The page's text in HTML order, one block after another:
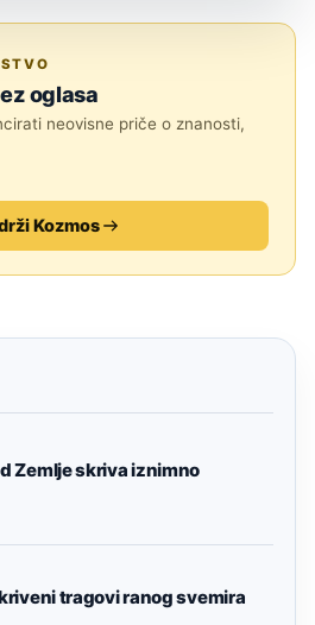
oglasa
neovisne priče o znanosti,
Kozmos
Zemlje skriva iznimno
tragovi ranog svemira